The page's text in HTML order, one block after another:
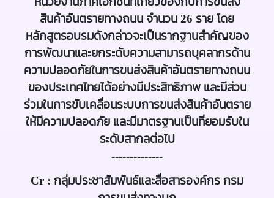
สินค้าอันตรายทางถนน จำนวน 26 ราย โดย
หลักสูตรอบรมดังกล่าวจะเป็นรากฐานสำคัญของ
การพัฒนาและยกระดับความสามารถบุคลากรด้าน
ความปลอดภัยในการขนส่งสินค้าอันตรายทางถนน
ของประเทศไทยได้อย่างมีประสิทธิภาพ และมีส่วน
ร่วมในการขับเคลื่อนระบบการขนส่งสินค้าอันตราย
ให้มีความปลอดภัย และมีมาตรฐานเป็นที่ยอมรับใน
ระดับสากลต่อไป
--------------
Cr : กลุ่มประชาสัมพันธ์และสื่อสารองค์กร กรม